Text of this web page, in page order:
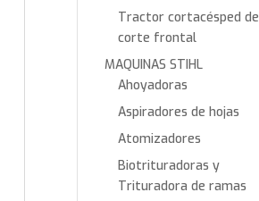
Tractor cortacésped de
corte frontal
MAQUINAS STIHL
Ahoyadoras
Aspiradores de hojas
Atomizadores
Biotrituradoras y
Trituradora de ramas